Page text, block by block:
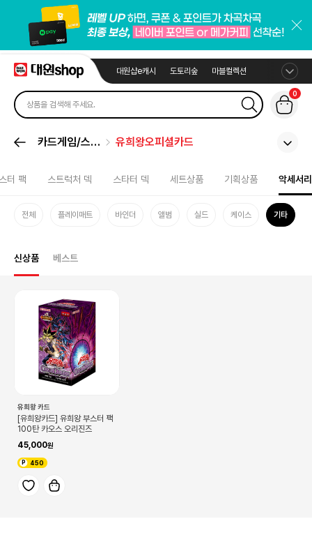
대원샵e캐시 도토리숲 마블컬렉션
0
카드게임/스포
유희왕오피셜카드
터 팩 스트럭처 덱 스타터 덱 세트상품 기획상품 악세서리
전체 플레이매트 바인더 앨범 실드 케이스 기타
신상품 베스트
유희왕 카드
[유희왕카드] 유희왕 부스터 팩
100탄 카오스 오리진즈
45,000
450